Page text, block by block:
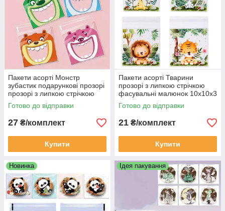
Пакети асорті Монстр
зубастик подарункові прозорі
прозорі з липкою стрічкою
фасувальні 14х14х3 см набір
10 шт
Готово до відправки
27 ₴/комплект
Купити
Пакети асорті Тварини
прозорі з липкою стрічкою
фасувальні малюнок 10х10х3
см набір звірі 10 шт
Готово до відправки
21 ₴/комплект
Купити
Новинка Ідея пакування